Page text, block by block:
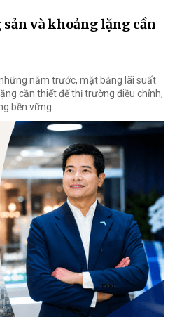
và khoảng lặng cần
năm trước, mặt bằng lãi suất
cần thiết để thị trường điều chỉnh,
bền vững.